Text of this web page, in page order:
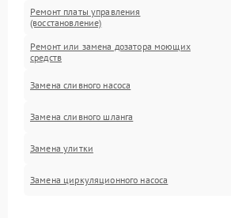
Ремонт платы управления
(восстановление)
Ремонт или замена дозатора моющих
средств
Замена сливного насоса
Замена сливного шланга
Замена улитки
Замена циркуляционного насоса